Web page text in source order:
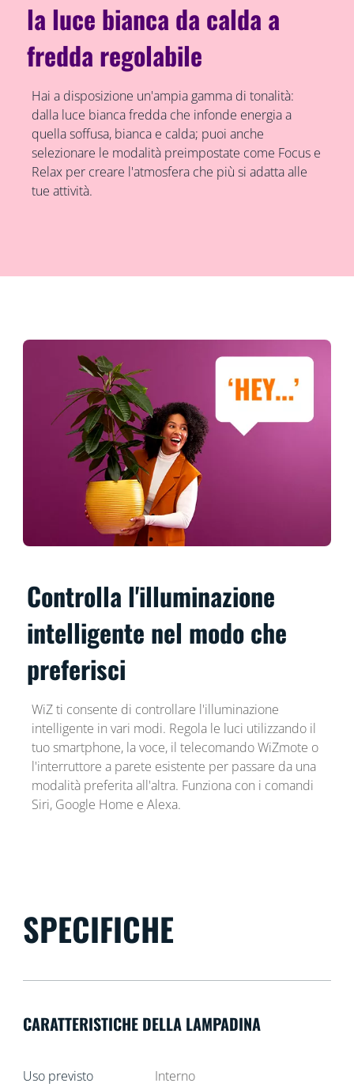
la luce bianca da calda a
fredda regolabile
Hai a disposizione un'ampia gamma di tonalità:
dalla luce bianca fredda che infonde energia a
quella soffusa, bianca e calda; puoi anche
selezionare le modalità preimpostate come Focus e
Relax per creare l'atmosfera che più si adatta alle
tue attività.
Controlla l'illuminazione
intelligente nel modo che
preferisci
WiZ ti consente di controllare l'illuminazione
intelligente in vari modi. Regola le luci utilizzando il
tuo smartphone, la voce, il telecomando WiZmote o
l'interruttore a parete esistente per passare da una
modalità preferita all'altra. Funziona con i comandi
Siri, Google Home e Alexa.
SPECIFICHE
CARATTERISTICHE DELLA LAMPADINA
Uso previsto Interno